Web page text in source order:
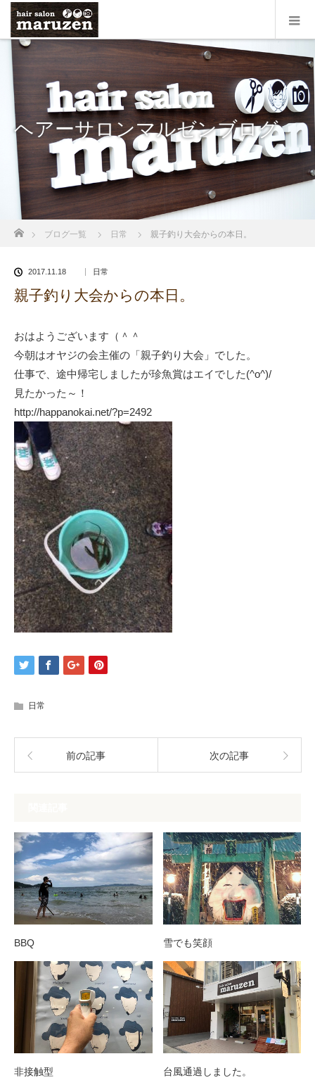
ヘアーサロンマルゼンブログ
ブログ一覧 日常 親子釣り大会からの本日。
2017.11.18 日常
親子釣り大会からの本日。
おはようございます（＾＾
今朝はオヤジの会主催の「親子釣り大会」でした。
仕事で、途中帰宅しましたが珍魚賞はエイでした(^o^)/
見たかった～！
http://happanokai.net/?p=2492
日常
前の記事 次の記事
BBQ 雪でも笑顔
非接触型 台風通過しました。